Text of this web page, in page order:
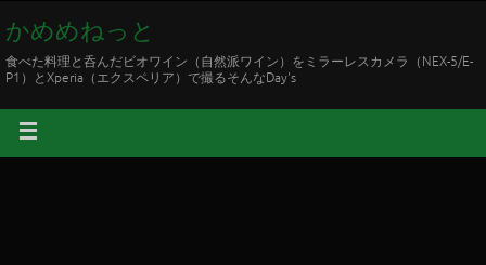
かめめねっと
食べた料理と呑んだビオワイン（自然派ワイン）をミラーレスカメラ（NEX-5/E-
P1）とXperia（エクスペリア）で撮るそんなDay's